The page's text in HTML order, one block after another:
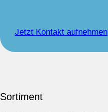
Jetzt Kontakt aufnehmen
Sortiment